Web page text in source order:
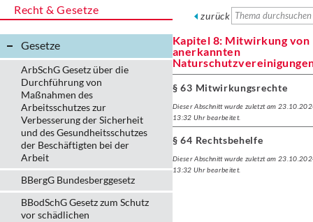
Recht & Gesetze
Gesetze
ArbSchG Gesetz über die
Durchführung von
Maßnahmen des
Arbeitsschutzes zur
Verbesserung der Sicherheit
und des Gesundheitsschutzes
der Beschäftigten bei der
Arbeit
BBergG Bundesberggesetz
BBodSchG Gesetz zum Schutz
vor schädlichen
zurück
Kapitel 8: Mitwirkung von
anerkannten
§ 63 Mitwirkungsrechte
Dieser Abschnitt wurde zuletzt am
13:32 Uhr bearbeitet.
§ 64 Rechtsbehelfe
Dieser Abschnitt wurde zuletzt am
13:32 Uhr bearbeitet.